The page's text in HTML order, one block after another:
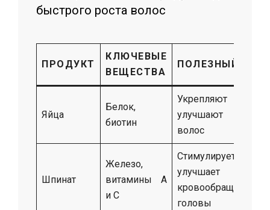
быстрого роста волос
ПРОДУКТ
КЛЮЧЕВЫЕ
ВЕЩЕСТВА
ПОЛЕЗНЫЙ
Яйца
Белок,
биотин
Укрепляют
улучшают
волос
Шпинат
Железо,
витамины A
и C
Стимулирует
улучшает
кровообращение
головы